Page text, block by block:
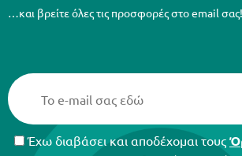
…και βρείτε όλες τις προσφορές στο email σας!
Έχω διαβάσει και αποδέχομαι τους